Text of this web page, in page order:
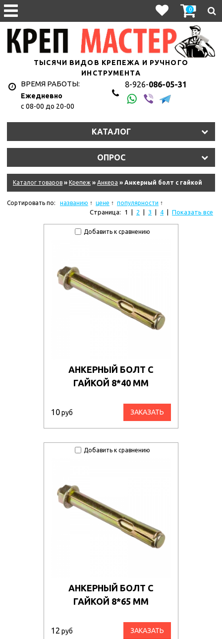
0
ТЫСЯЧИ ВИДОВ КРЕПЕЖА И РУЧНОГО
ИНСТРУМЕНТА
ВРЕМЯ РАБОТЫ:
Ежедневно
с 08-00 до 20-00
8-926-086-05-31
КАТАЛОГ
ОПРОС
Каталог товаров » Крепеж » Анкера » Анкерный болт с гайкой
Сортировать по: названию цене популярности
Страница: 1 2 3 4 Показать все
Добавить к сравнению
АНКЕРНЫЙ БОЛТ С
ГАЙКОЙ 8*40 ММ
10руб ЗАКАЗАТЬ
Добавить к сравнению
АНКЕРНЫЙ БОЛТ С
ГАЙКОЙ 8*65 ММ
12 руб ЗАКАЗАТЬ